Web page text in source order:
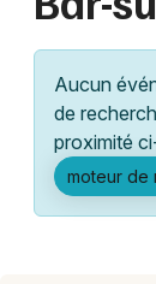
Grands
Activité &
Lille
Lyon
Marseille
Aucun
de
proximité
moteur de
Champagne-
Quand ?